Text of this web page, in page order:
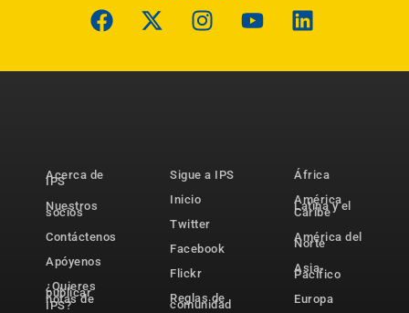
Acerca de
IPS
Nuestros
socios
Contáctenos
Apóyenos
¿Quieres
publicar
notas de
IPS?
Sigue a IPS
Inicio
Twitter
Facebook
Flickr
Reglas de
comunidad
África
América
Latina y el
Caribe
América del
Norte
Asia-
Pacífico
Europa